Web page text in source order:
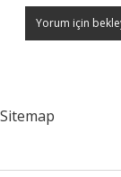
Sitemap